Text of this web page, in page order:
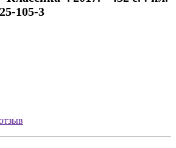
105-3